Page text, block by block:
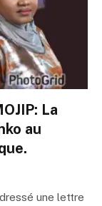
La
au
une lettre